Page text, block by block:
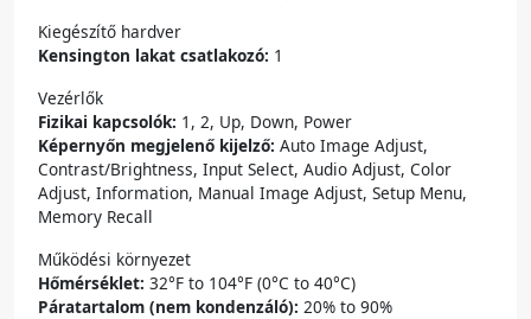
Kiegészítő hardver
Kensington lakat csatlakozó: 1
Vezérlők
Fizikai kapcsolók: 1, 2, Up, Down, Power
Képernyőn megjelenő kijelző: Auto Image Adjust,
Contrast/Brightness, Input Select, Audio Adjust, Color
Adjust, Information, Manual Image Adjust, Setup Menu,
Memory Recall
Működési környezet
Hőmérséklet: 32°F to 104°F (0°C to 40°C)
Páratartalom (nem kondenzáló): 20% to 90%